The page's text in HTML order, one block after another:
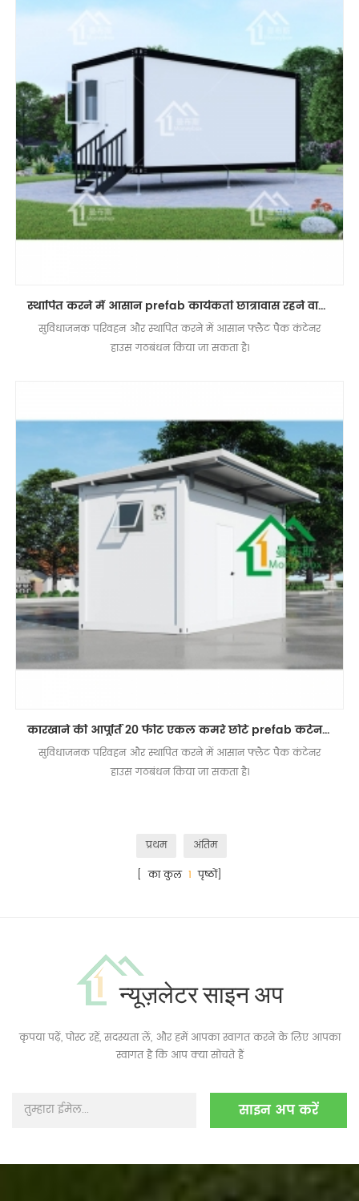
स्थापित करने में आसान prefab कार्यकर्ता छात्रावास रहने वाले फ्लैट पैक कंटेनर हाउस
सुविधाजनक परिवहन और स्थापित करने में आसान फ्लैट पैक कंटेनर
हाउस गठबंधन किया जा सकता है।
कारखाने की आपूर्ति 20 फीट एकल कमरे छोटे prefab कंटेनर घर
सुविधाजनक परिवहन और स्थापित करने में आसान फ्लैट पैक कंटेनर
हाउस गठबंधन किया जा सकता है।
प्रथम
अंतिम
[ का कुल 1 पृष्ठों]
न्यूज़लेटर साइन अप
कृपया पढ़ें, पोस्ट रहें, सदस्यता लें, और हमें आपका स्वागत करने के लिए आपका
स्वागत है कि आप क्या सोचते हैं